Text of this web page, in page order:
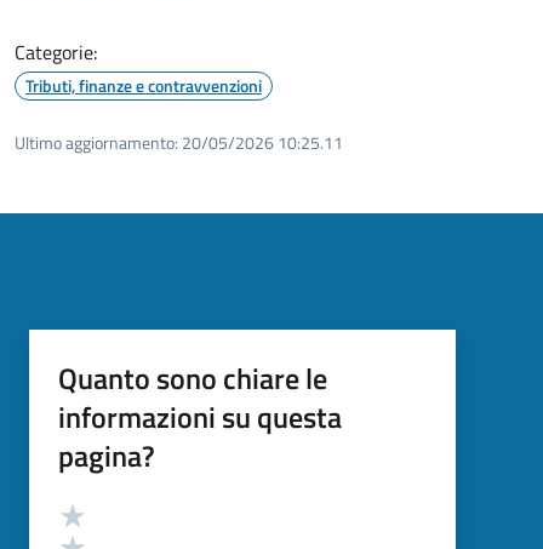
Categorie:
Tributi, finanze e contravvenzioni
Ultimo aggiornamento: 20/05/2026 10:25.11
Quanto sono chiare le
informazioni su questa
pagina?
Valutazione